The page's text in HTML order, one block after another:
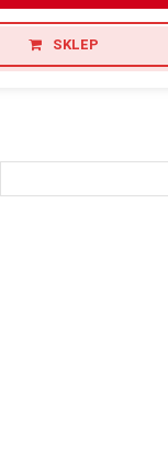
SKLEP